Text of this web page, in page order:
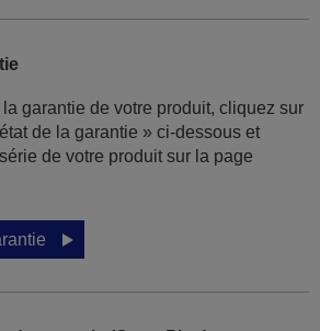
garantie de votre produit, cliquez sur
de la garantie » ci-dessous et
de votre produit sur la page